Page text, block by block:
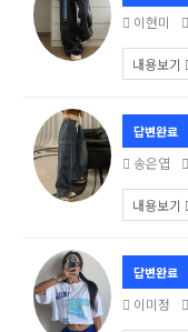
이현미
내용보기
답변완료
송은엽
내용보기
답변완료
이미정